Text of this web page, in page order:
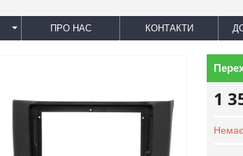
ПРО НАС КОНТАКТИ
1
Немає